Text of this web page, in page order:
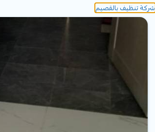
شركة تنظيف بالقصيم